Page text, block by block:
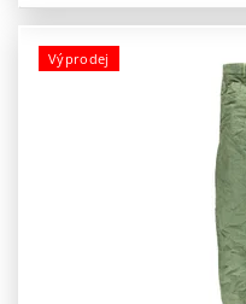
Výprodej